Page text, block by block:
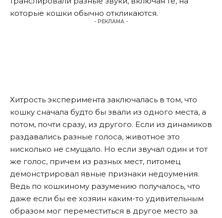
которые кошки обычно откликаются.
- РЕКЛАМА -
Хитрость эксперимента заключалась в том, что
кошку сначала будто бы звали из одного места, а
потом, почти сразу, из другого. Если из динамиков
раздавались разные голоса, животное это
нисколько не смущало. Но если звучал один и тот
же голос, причем из разных мест, питомец
демонстрировал явные признаки недоумения.
Ведь по кошкиному разумению получалось, что
даже если бы ее хозяин каким-то удивительным
образом мог переместиться в другое место за